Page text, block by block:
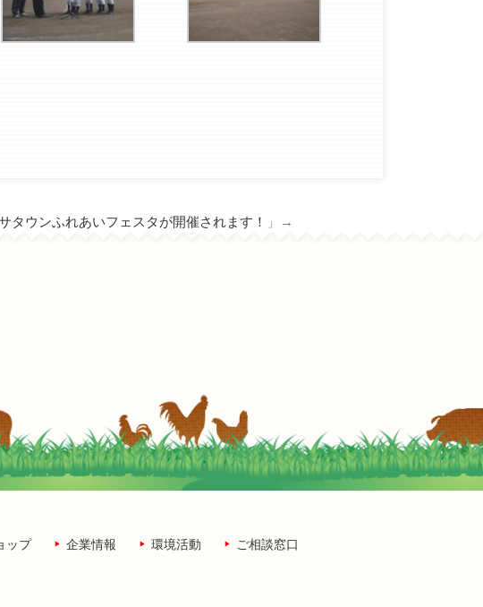
タウンふれあいフェスタが開催されます！ 」→
ップ 企業情報 環境活動 ご相談窓口